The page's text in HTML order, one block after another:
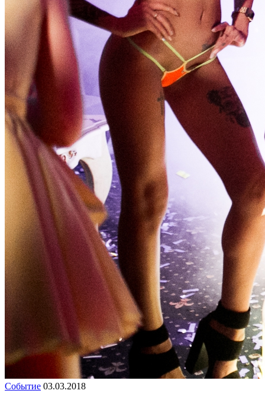
Событие 03.03.2018